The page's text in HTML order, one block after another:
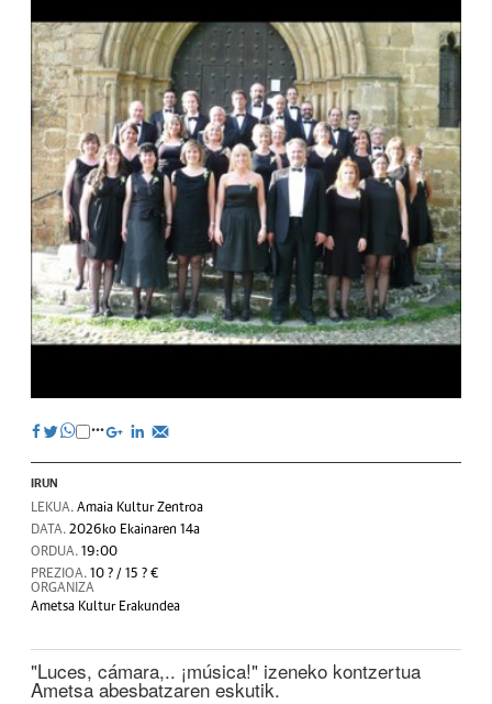
IRUN
LEKUA. Amaia Kultur Zentroa
DATA. 2026ko Ekainaren 14a
ORDUA. 19:00
PREZIOA. 10 ? / 15 ? €
ORGANIZA
Ametsa Kultur Erakundea
"Luces, cámara,.. ¡música!" izeneko kontzertua
Ametsa abesbatzaren eskutik.